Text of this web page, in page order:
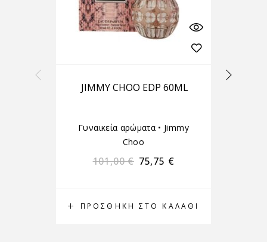
ΠΡΟΣΘΉΚΗ ΣΤΟ ΚΑΛΆΘΙ
JIMMY CHOO EDP 60ML
Γυναικεία αρώματα • Jimmy
Choo
101,00€ 75,75 €